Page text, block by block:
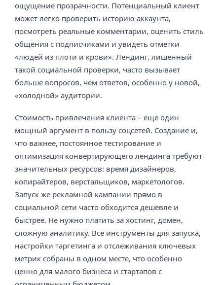
ощущение прозрачности. Потенциальный клиент
может легко проверить историю аккаунта,
посмотреть реальные комментарии, оценить стиль
общения с подписчиками и увидеть отметки
«людей из плоти и крови». Лендинг, лишенный
такой социальной проверки, часто вызывает
больше вопросов, чем ответов, особенно у новой,
«холодной» аудитории.
Стоимость привлечения клиента – еще один
мощный аргумент в пользу соцсетей. Создание и,
что важнее, постоянное тестирование и
оптимизация конвертирующего лендинга требуют
значительных ресурсов: время дизайнеров,
копирайтеров, верстальщиков, маркетологов.
Запуск же рекламной кампании прямо в
социальной сети часто обходится дешевле и
быстрее. Не нужно платить за хостинг, домен,
сложную аналитику. Все инструменты для запуска,
настройки таргетинга и отслеживания ключевых
метрик собраны в одном месте, что особенно
ценно для малого бизнеса и стартапов с